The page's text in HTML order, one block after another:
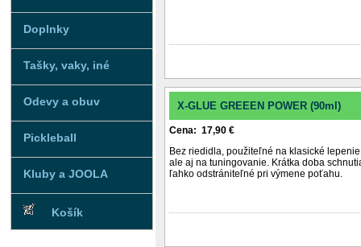
Doplnky
Tašky, vaky, iné
Odevy a obuv
Pickleball
Kluby a JOOLA
Košík
X-GLUE GREEEN POWER (90ml)
Cena: 17,90 €
Bez riedidla, použiteľné na klasické
ale aj na tuningovanie. Krátka doba
ľahko odstrániteľné pri výmene poťahu.